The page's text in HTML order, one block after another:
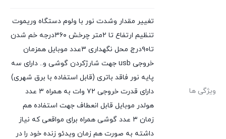
ویژگی ها
تغییر مقدار وشدت نور با ولوم دستگاه وریموت
تنظیم ارتفاع تا ۲متر چرخش ۳۶۰درجه خم شدن
تا۹۰درج محل نگهداری ۳عدد موبایل همزمان
خروجی usb جهت شارژکردن گوشی و.. دارای سه
پایه نور فاقد باتری (قابل استفاده با برق شهری)
دارای قدرت خروجی ۷۲ وات به همراه ۳ عدد
هولدر موبایل قابل انعطاف جهت استفاده هم
زمان ۳ عدد گوشی همراه برای مواقعی که نیاز
داشته به صورت هم زمان ویدئو زنده خود را در